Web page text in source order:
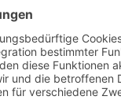
weiter …